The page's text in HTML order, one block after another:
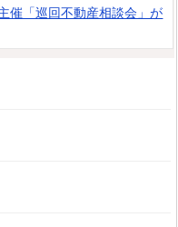
催「巡回不動産相談会」が